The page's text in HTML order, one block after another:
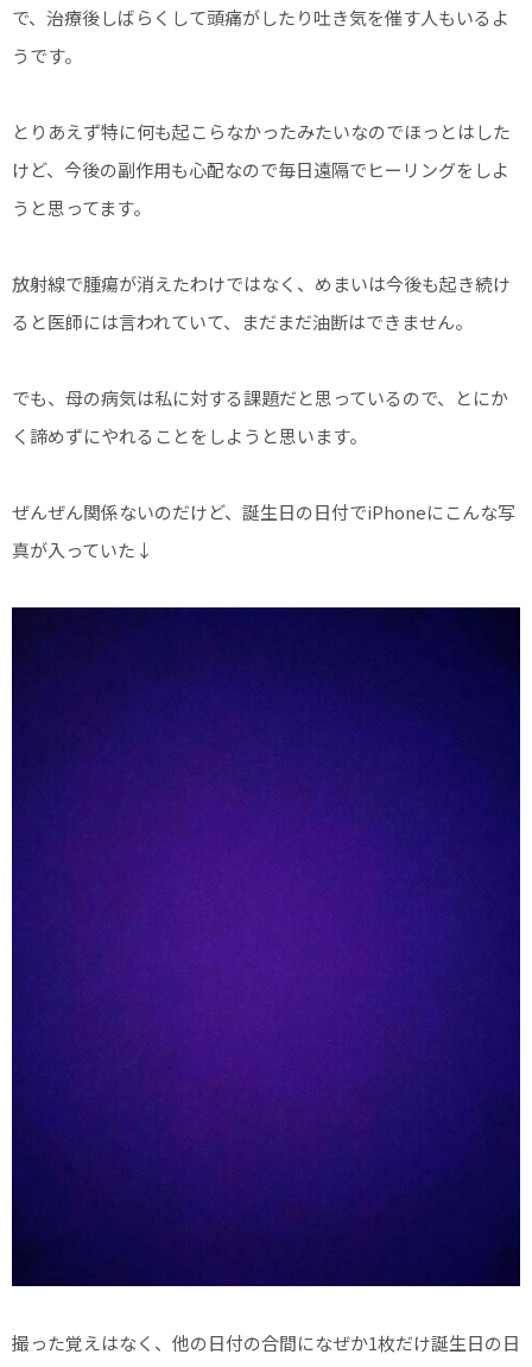
で、治療後しばらくして頭痛がしたり吐き気を催す人もいるよ
うです。
とりあえず特に何も起こらなかったみたいなのでほっとはした
けど、今後の副作用も心配なので毎日遠隔でヒーリングをしよ
うと思ってます。
放射線で腫瘍が消えたわけではなく、めまいは今後も起き続け
ると医師には言われていて、まだまだ油断はできません。
でも、母の病気は私に対する課題だと思っているので、とにか
く諦めずにやれることをしようと思います。
ぜんぜん関係ないのだけど、誕生日の日付でiPhoneにこんな写
真が入っていた↓
撮った覚えはなく、他の日付の合間になぜか1枚だけ誕生日の日